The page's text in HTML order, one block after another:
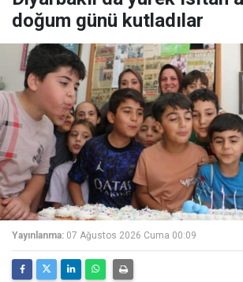
doğum günü kutladılar
Yayınlanma: 07 Ağustos 2026 Cuma 00:09